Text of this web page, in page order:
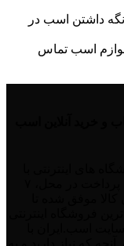
داشتن اسب در
اسب تماس